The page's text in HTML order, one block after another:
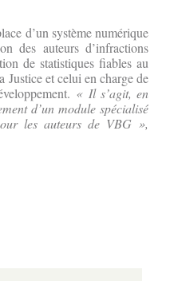
d’un système numérique
des auteurs d’infractions
de statistiques fiables au
Justice et celui en charge de
« Il s’agit, en
d’un module spécialisé
les auteurs de VBG »,